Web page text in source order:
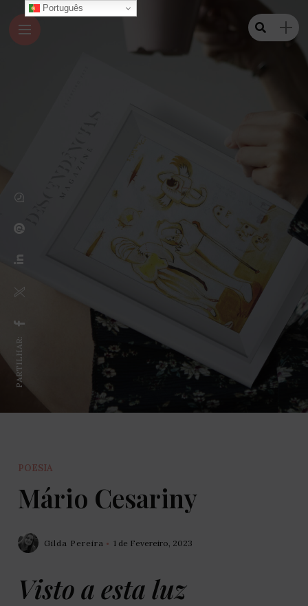
PARTILHAR:
POESIA
Mário Cesariny
Gilda Pereira 1 de Fevereiro, 2023
Visto a esta luz
Português